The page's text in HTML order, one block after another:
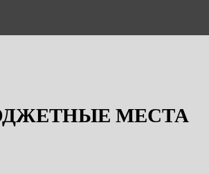
МЕСТА